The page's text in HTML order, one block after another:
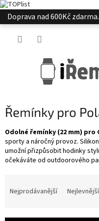
Přejít
na
Doprava nad 600Kč
Řemínky pro
Odolné řemínky (22 mm) pro
sporty a náročný provoz.
umožní přizpůsobit hodinky
očekáváte od outdoorového
Nejprodávanější Nejlevnější